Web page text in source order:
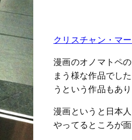
クリスチャン・マ
漫画のオノマトペ
まう様な作品でし
うという作品もあり
漫画というと日本
やってるところが